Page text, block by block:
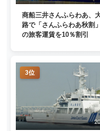
商船三井さんふらわあ、
路で「さんふらわあ秋割
の旅客運賃を10％割引
3位